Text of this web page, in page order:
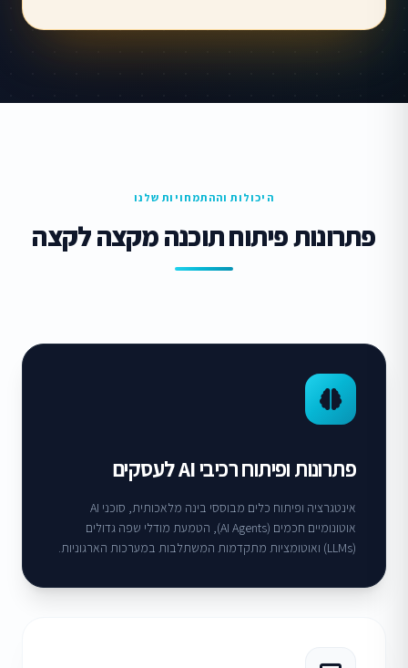
היכולות וההתמחויות שלנו
פתרונות פיתוח תוכנה מקצה לקצה
פתרונות ופיתוח רכיבי AI לעסקים
אינטגרציה ופיתוח כלים מבוססי בינה מלאכותית, סוכני AI
אוטונומיים חכמים (AI Agents), הטמעת מודלי שפה גדולים
(LLMs) ואוטומציות מתקדמות המשתלבות במערכות הארגוניות.